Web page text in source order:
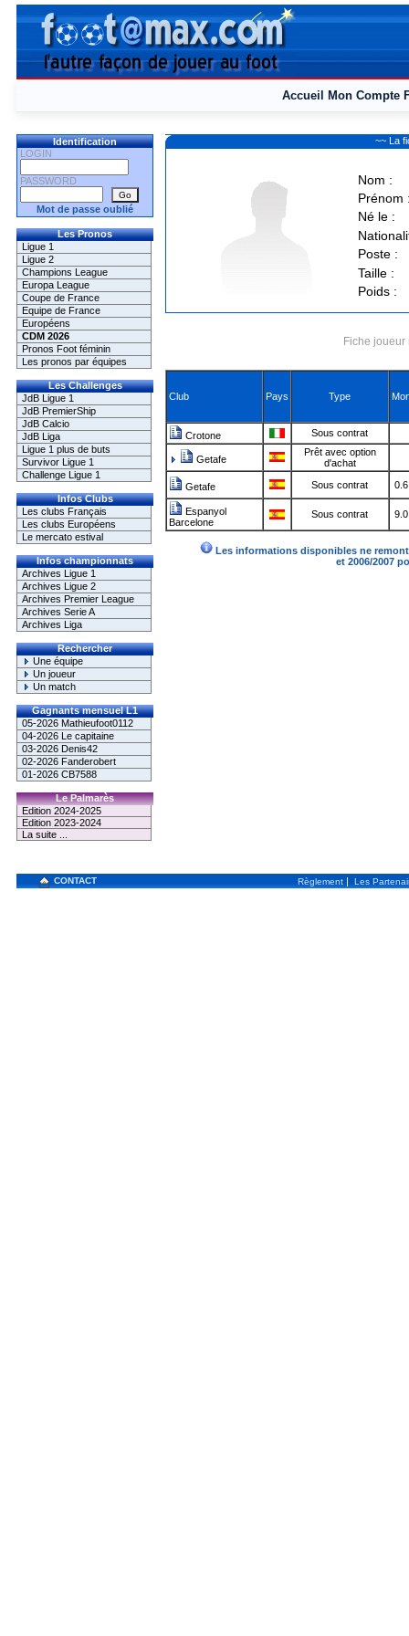
Accueil Mon Compte
Identification
LOGIN
PASSWORD
Mot de passe oublié
Les Pronos
Ligue 1
Ligue 2
Champions League
Europa League
Coupe de France
Equipe de France
Européens
CDM 2026
Pronos Foot féminin
Les pronos par équipes
Les Challenges
JdB Ligue 1
JdB PremierShip
JdB Calcio
JdB Liga
Ligue 1 plus de buts
Survivor Ligue 1
Challenge Ligue 1
Infos Clubs
Les clubs Français
Les clubs Européens
Le mercato estival
Infos championnats
Archives Ligue 1
Archives Ligue 2
Archives Premier League
Archives Serie A
Archives Liga
Rechercher
Une équipe
Un joueur
Un match
Gagnants mensuel L1
05-2026 Mathieufoot0112
04-2026 Le capitaine
03-2026 Denis42
02-2026 Fanderobert
01-2026 CB7588
Le Palmarès
Edition 2024-2025
Edition 2023-2024
La suite ...
~~ La
Nom :
Prénom
Né le :
Poste :
Taille :
Poids :
Fiche
Club Pays Type
Crotone Sous contrat
Getafe
Prêt avec option
d'achat
Getafe Sous contrat
Espanyol
Barcelone
Sous contrat
Les informations disponibles ne
et 2006/2007
CONTACT Règlement | Les